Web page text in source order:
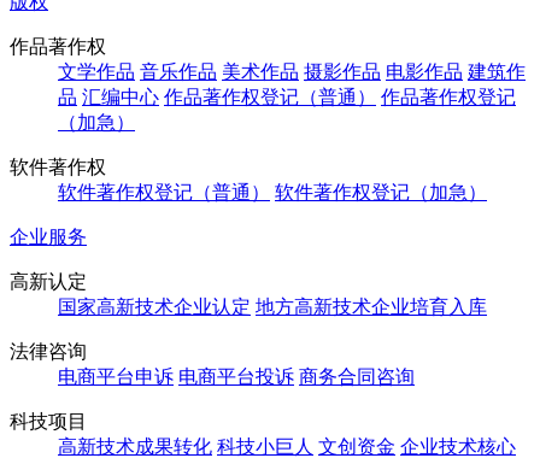
作品著作权
文学作品 音乐作品 美术作品 摄影作品 电影作品 建筑作
品 汇编中心 作品著作权登记（普通）
作品著作权登记
（加急）
软件著作权
软件著作权登记（普通）
软件著作权登记（加急）
企业服务
高新认定
国家高新技术企业认定 地方高新技术企业培育入库
法律咨询
电商平台申诉 电商平台投诉 商务合同咨询
科技项目
高新技术成果转化 科技小巨人 文创资金 企业技术核心